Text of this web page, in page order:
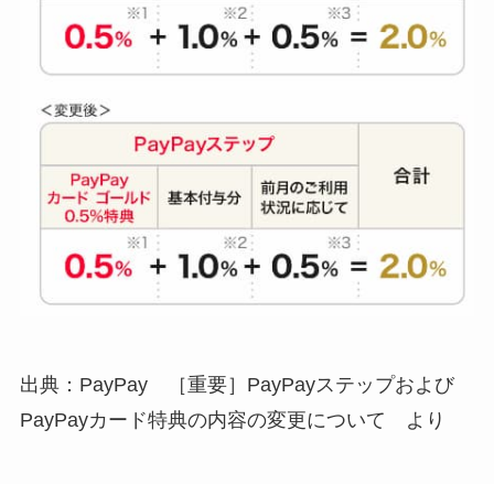
出典：PayPay ［重要］PayPayステップおよび
PayPayカード特典の内容の変更について より